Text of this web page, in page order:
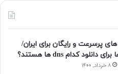
بهترین DNS های پرسرعت و رایگان برای ایران/
۸ خرداد, ۱۴۰۰